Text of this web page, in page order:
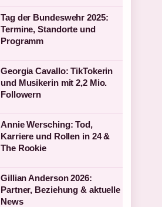
Tag der Bundeswehr 2025:
Termine, Standorte und
Programm
Georgia Cavallo: TikTokerin
und Musikerin mit 2,2 Mio.
Followern
Annie Wersching: Tod,
Karriere und Rollen in 24 &
The Rookie
Gillian Anderson 2026:
Partner, Beziehung & aktuelle
News